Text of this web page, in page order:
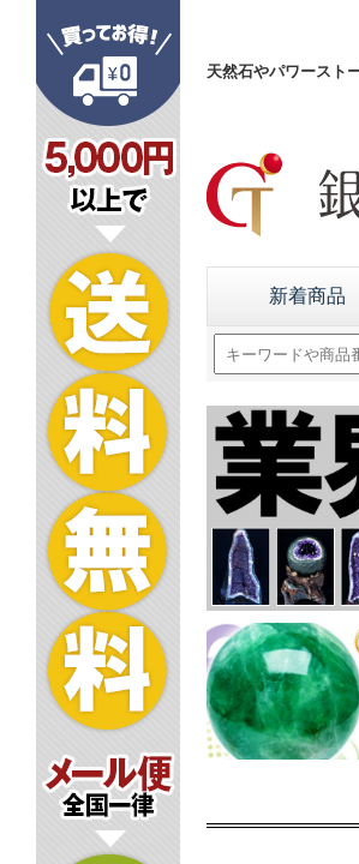
天然石やパワースト
新着商品